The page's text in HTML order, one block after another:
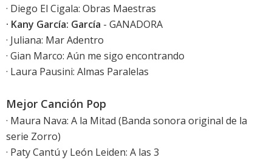
· Diego El Cigala: Obras Maestras
· Kany García: García - GANADORA
· Juliana: Mar Adentro
· Gian Marco: Aún me sigo encontrando
· Laura Pausini: Almas Paralelas
Mejor Canción Pop
· Maura Nava: A la Mitad (Banda sonora original de la
serie Zorro)
· Paty Cantú y León Leiden: A las 3